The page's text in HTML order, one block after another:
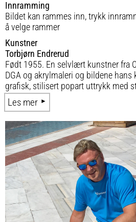
Innramming
Bildet kan rammes inn, trykk
å velge rammer
Kunstner
Torbjørn Endrerud
Født 1955. En selvlært kunstner fra
DGA og akrylmaleri og bildene hans
grafisk, stilisert popart uttrykk med
Les mer